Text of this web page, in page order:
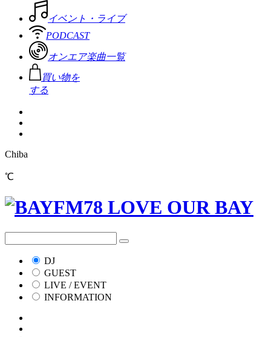
イベント・ライブ
PODCAST
オンエア楽曲一覧
買い物を
する
Chiba
℃
DJ
GUEST
LIVE / EVENT
INFORMATION